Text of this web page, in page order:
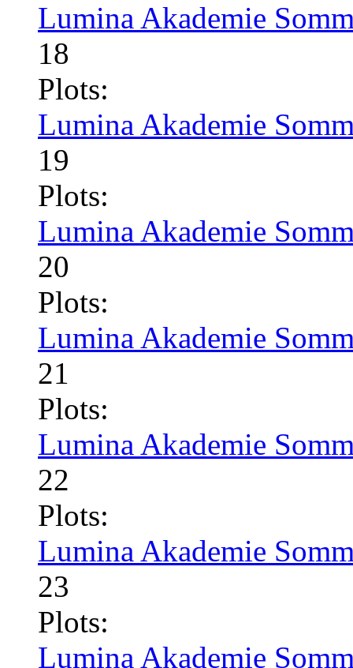
Lumina Akademie
18
Plots:
Lumina Akademie
19
Plots:
Lumina Akademie
20
Plots:
Lumina Akademie
21
Plots:
Lumina Akademie
22
Plots:
Lumina Akademie
23
Plots:
Lumina Akademie